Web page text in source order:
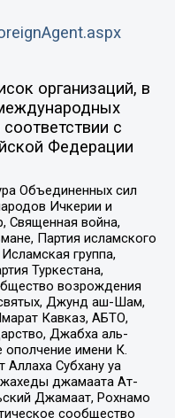
организаций, в
с
Федерации
Объединенных сил
Ичкерии и
Священная война,
Партия исламского
группа,
Туркестана,
возрождения
Джунд аш-Шам,
Кавказ, АБТО,
Джабха аль-
имени К.
Субхану уа
джамаата Ат-
Джамаат, Рохнамо
сообщество